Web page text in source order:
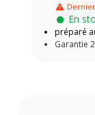
En
préparé
Garantie